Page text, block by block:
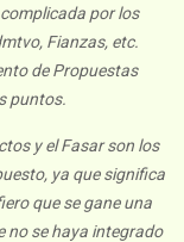
por los
Fianzas, etc.
de Propuestas
puntos.
y el Fasar son los
ya que significa
que se gane una
no se haya integrado